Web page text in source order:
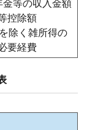
金等の収入金額
控除額
除く雑所得の
要経費